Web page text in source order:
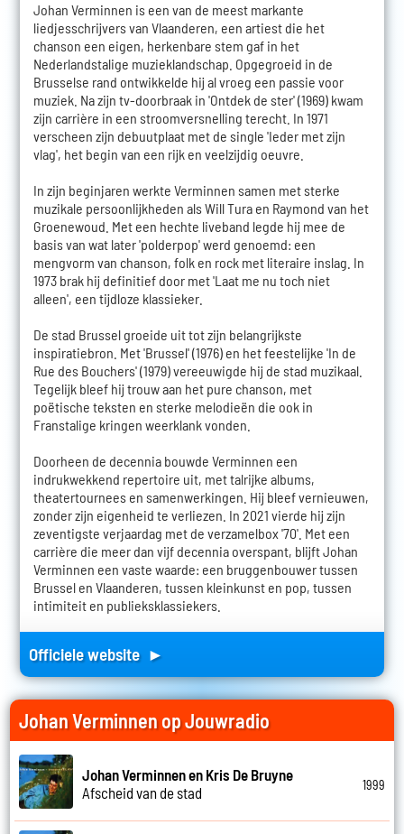
Johan Verminnen is een van de meest markante
liedjesschrijvers van Vlaanderen, een artiest die het
chanson een eigen, herkenbare stem gaf in het
Nederlandstalige muzieklandschap. Opgegroeid in de
Brusselse rand ontwikkelde hij al vroeg een passie voor
muziek. Na zijn tv-doorbraak in 'Ontdek de ster' (1969) kwam
zijn carrière in een stroomversnelling terecht. In 1971
verscheen zijn debuutplaat met de single 'Ieder met zijn
vlag', het begin van een rijk en veelzijdig oeuvre.
In zijn beginjaren werkte Verminnen samen met sterke
muzikale persoonlijkheden als Will Tura en Raymond van het
Groenewoud. Met een hechte liveband legde hij mee de
basis van wat later 'polderpop' werd genoemd: een
mengvorm van chanson, folk en rock met literaire inslag. In
1973 brak hij definitief door met 'Laat me nu toch niet
alleen', een tijdloze klassieker.
De stad Brussel groeide uit tot zijn belangrijkste
inspiratiebron. Met 'Brussel' (1976) en het feestelijke 'In de
Rue des Bouchers' (1979) vereeuwigde hij de stad muzikaal.
Tegelijk bleef hij trouw aan het pure chanson, met
poëtische teksten en sterke melodieën die ook in
Franstalige kringen weerklank vonden.
Doorheen de decennia bouwde Verminnen een
indrukwekkend repertoire uit, met talrijke albums,
theatertournees en samenwerkingen. Hij bleef vernieuwen,
zonder zijn eigenheid te verliezen. In 2021 vierde hij zijn
zeventigste verjaardag met de verzamelbox '70'. Met een
carrière die meer dan vijf decennia overspant, blijft Johan
Verminnen een vaste waarde: een bruggenbouwer tussen
Brussel en Vlaanderen, tussen kleinkunst en pop, tussen
intimiteit en publieksklassiekers.
Officiele website ►
Johan Verminnen op Jouwradio
Johan Verminnen en Kris De Bruyne
Afscheid van de stad
1999